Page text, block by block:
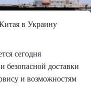
в Украину
сегодня
безопасной доставки
и возможностям